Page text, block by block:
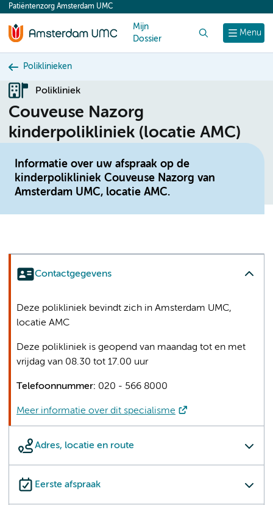
content
Menu
Patiëntenzorg Amsterdam UMC
Mijn
Dossier
Poliklinieken
Polikliniek
Couveuse Nazorg
kinderpolikliniek (locatie AMC)
Informatie over uw afspraak op de
kinderpolikliniek Couveuse Nazorg van
Amsterdam UMC, locatie AMC.
Contactgegevens
Adres, locatie en route
Eerste afspraak
Deze polikliniek bevindt zich in Amsterdam UMC,
locatie AMC
Deze polikliniek is geopend van maandag tot en met
vrijdag van 08.30 tot 17.00 uur
Telefoonnummer: 020 - 566 8000
Meer informatie over dit specialisme